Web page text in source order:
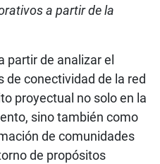
a partir de la
partir de analizar el
de conectividad de la red
proyectual no solo en la
sino también como
de comunidades
de propósitos